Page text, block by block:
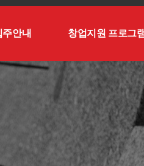
주안내 창업지원 프로그